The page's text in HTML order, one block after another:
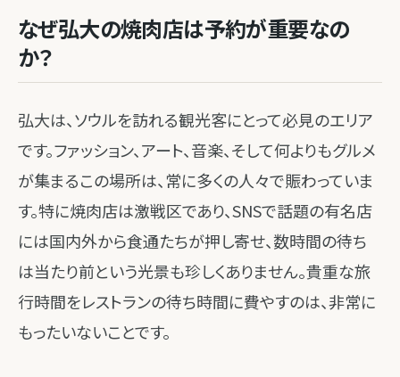
なぜ弘大の焼肉店は予約が重要なの
か？
弘大は、ソウルを訪れる観光客にとって必見のエリア
です。ファッション、アート、音楽、そして何よりもグルメ
が集まるこの場所は、常に多くの人々で賑わっていま
す。特に焼肉店は激戦区であり、SNSで話題の有名店
には国内外から食通たちが押し寄せ、数時間の待ち
は当たり前という光景も珍しくありません。貴重な旅
行時間をレストランの待ち時間に費やすのは、非常に
もったいないことです。